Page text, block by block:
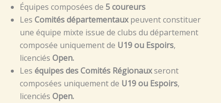
Équipes composées de 5 coureurs
Les Comités départementauxpeuvent constituer
une équipe mixte issue de clubs du département
composée uniquement de U19 ou Espoirs,
licenciés Open.
Les équipes des Comités Régionauxseront
composées uniquement de U19 ou Espoirs,
licenciés Open.